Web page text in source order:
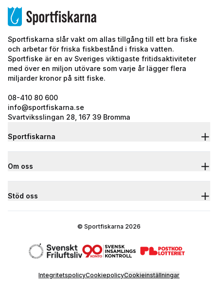
Sportfiskarna slår vakt om allas tillgång till ett bra fiske
och arbetar för friska fiskbestånd i friska vatten.
Sportfiske är en av Sveriges viktigaste fritidsaktiviteter
med över en miljon utövare som varje år lägger flera
miljarder kronor på sitt fiske.
08-410 80 600
info@sportfiskarna.se
Svartviksslingan 28, 167 39 Bromma
Sportfiskarna
Om oss
Stöd oss
© Sportfiskarna 2026
IntegritetspolicyCookiepolicyCookieinställningar